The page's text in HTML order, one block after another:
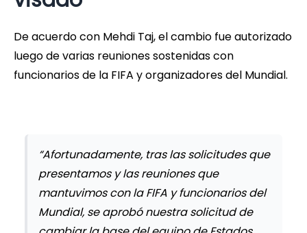
De acuerdo con Mehdi Taj, el cambio fue autorizado
luego de varias reuniones sostenidas con
funcionarios de la FIFA y organizadores del Mundial.
“Afortunadamente, tras las solicitudes que
presentamos y las reuniones que
mantuvimos con la FIFA y funcionarios del
Mundial, se aprobó nuestra solicitud de